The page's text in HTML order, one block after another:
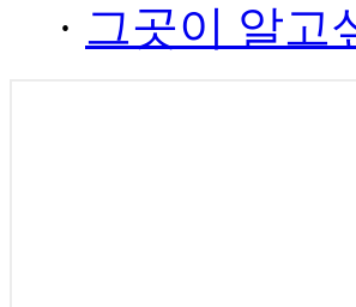
· 그곳이 알